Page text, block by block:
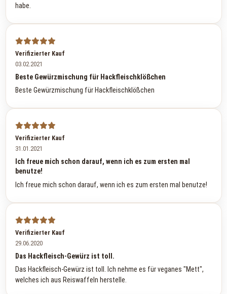
habe.
Verifizierter Kauf
03.02.2021
Beste Gewürzmischung für Hackfleischklößchen
Beste Gewürzmischung für Hackfleischklößchen
Verifizierter Kauf
31.01.2021
Ich freue mich schon darauf, wenn ich es zum ersten mal
benutze!
Ich freue mich schon darauf, wenn ich es zum ersten mal benutze!
Verifizierter Kauf
29.06.2020
Das Hackfleisch-Gewürz ist toll.
Das Hackfleisch-Gewürz ist toll. Ich nehme es für veganes "Mett",
welches ich aus Reiswaffeln herstelle.